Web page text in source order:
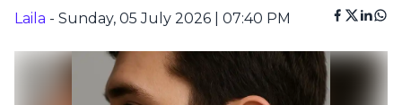
Laila - Sunday, 05 July 2026 | 07:40 PM